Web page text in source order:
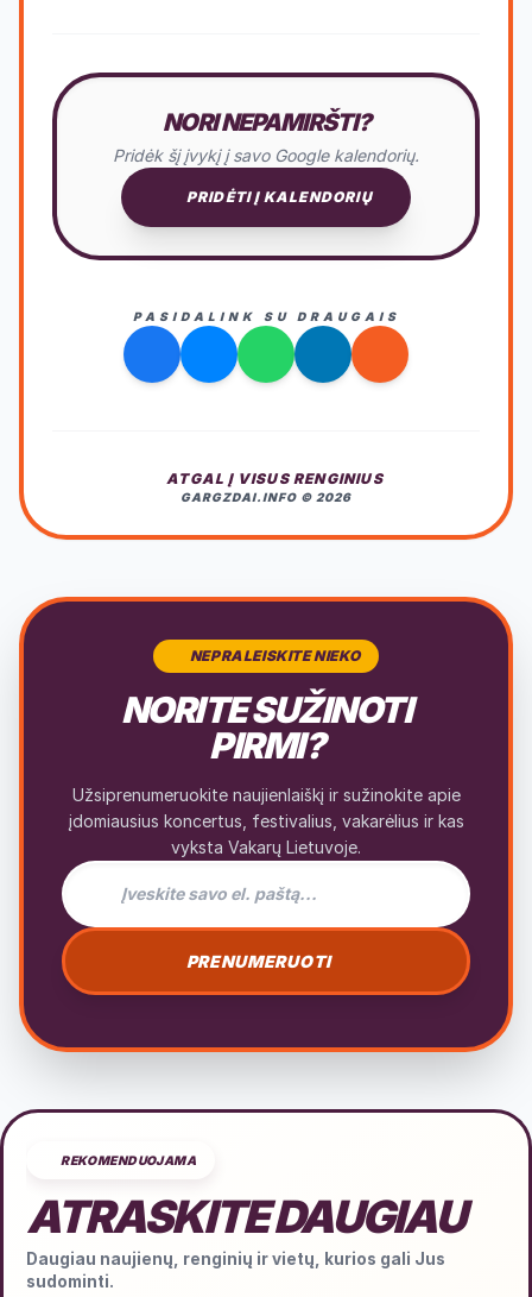
NORI NEPAMIRŠTI?
Pridėk šį įvykį į savo Google kalendorių.
PRIDĖTI Į KALENDORIŲ
PASIDALINK SU DRAUGAIS
ATGAL Į VISUS RENGINIUS
GARGZDAI.INFO © 2026
NEPRALEISKITE NIEKO
NORITE SUŽINOTI
PIRMI?
Užsiprenumeruokite naujienlaiškį ir sužinokite apie
įdomiausius koncertus, festivalius, vakarėlius ir kas
vyksta Vakarų Lietuvoje.
El. pašto adresas naujienlaiškiui
PRENUMERUOTI
REKOMENDUOJAMA
ATRASKITE DAUGIAU
Daugiau naujienų, renginių ir vietų, kurios gali Jus
sudominti.